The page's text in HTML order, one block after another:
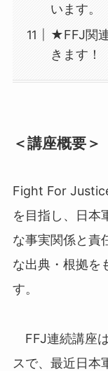
います。
★FFJ関
きます！
＜講座概要＞
Fight For
を目指し、日本
な事実関係と責
な出典・根拠を
す。
FFJ連続講座
スで、最近日本